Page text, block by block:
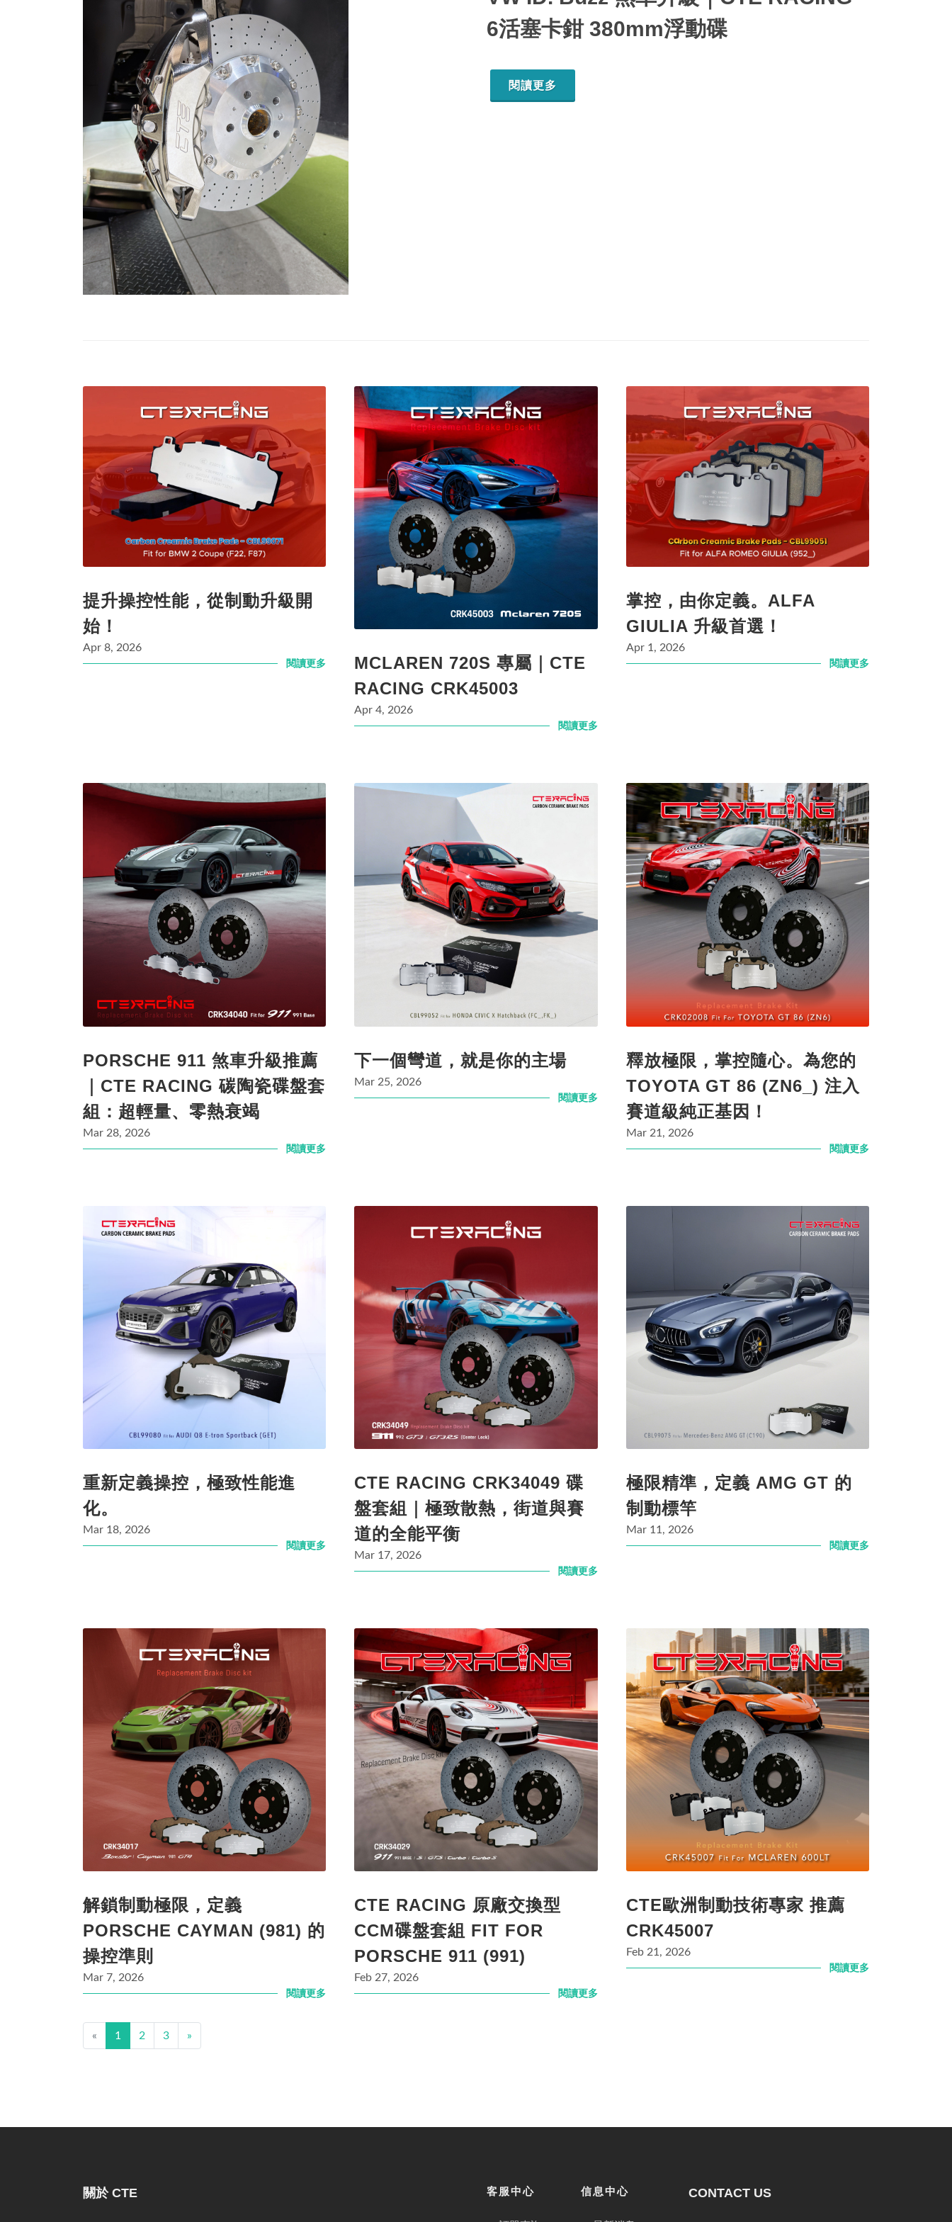
6活塞卡鉗 380mm浮動碟
閱讀更多
提升操控性能，從制動升級開
始！
Apr 8, 2026
閱讀更多
MCLAREN 720S 專屬｜CTE
RACING CRK45003
Apr 4, 2026
閱讀更多
掌控，由你定義。ALFA
GIULIA 升級首選！
Apr 1, 2026
閱讀更多
PORSCHE 911 煞車升級推薦
｜CTE RACING 碳陶瓷碟盤套
組：超輕量、零熱衰竭
Mar 28, 2026
閱讀更多
下一個彎道，就是你的主場
Mar 25, 2026
閱讀更多
釋放極限，掌控隨心。為您的
TOYOTA GT 86 (ZN6_) 注入
賽道級純正基因！
Mar 21, 2026
閱讀更多
重新定義操控，極致性能進
化。
Mar 18, 2026
閱讀更多
CTE RACING CRK34049 碟
盤套組｜極致散熱，街道與賽
道的全能平衡
Mar 17, 2026
閱讀更多
極限精準，定義 AMG GT 的
制動標竿
Mar 11, 2026
閱讀更多
解鎖制動極限，定義
PORSCHE CAYMAN (981) 的
操控準則
Mar 7, 2026
閱讀更多
CTE RACING 原廠交換型
CCM碟盤套組 FIT FOR
PORSCHE 911 (991)
Feb 27, 2026
閱讀更多
CTE歐洲制動技術專家 推薦
CRK45007
Feb 21, 2026
閱讀更多
« 1 2 3 »
關於 CTE 客服中心 信息中心 CONTACT US